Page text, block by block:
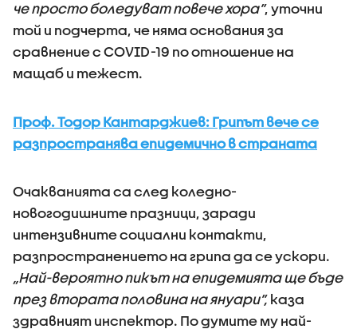
че просто боледуват повече хора”, уточни
той и подчерта, че няма основания за
сравнение с COVID-19 по отношение на
мащаб и тежест.
Проф. Тодор Кантарджиев: Грипът вече се
разпространява епидемично в страната
Очакванията са след коледно-
новогодишните празници, заради
интензивните социални контакти,
разпространението на грипа да се ускори.
„Най-вероятно пикът на епидемията ще бъде
през втората половина на януари”, каза
здравният инспектор. По думите му най-